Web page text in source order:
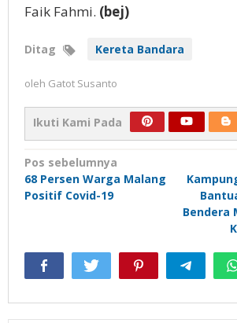
Faik Fahmi. (bej)
Ditag Kereta Bandara
oleh Gatot Susanto
Ikuti Kami Pada
Navigasi
pos
Pos sebelumnya
68 Persen Warga Malang
Positif Covid-19
Bendera